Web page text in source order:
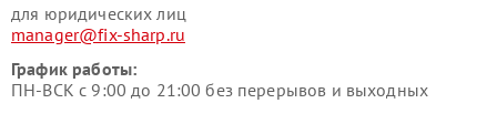
для юридических лиц
manager@fix-sharp.ru
График работы:
ПН-ВСК с 9:00 до 21:00 без перерывов и выходных